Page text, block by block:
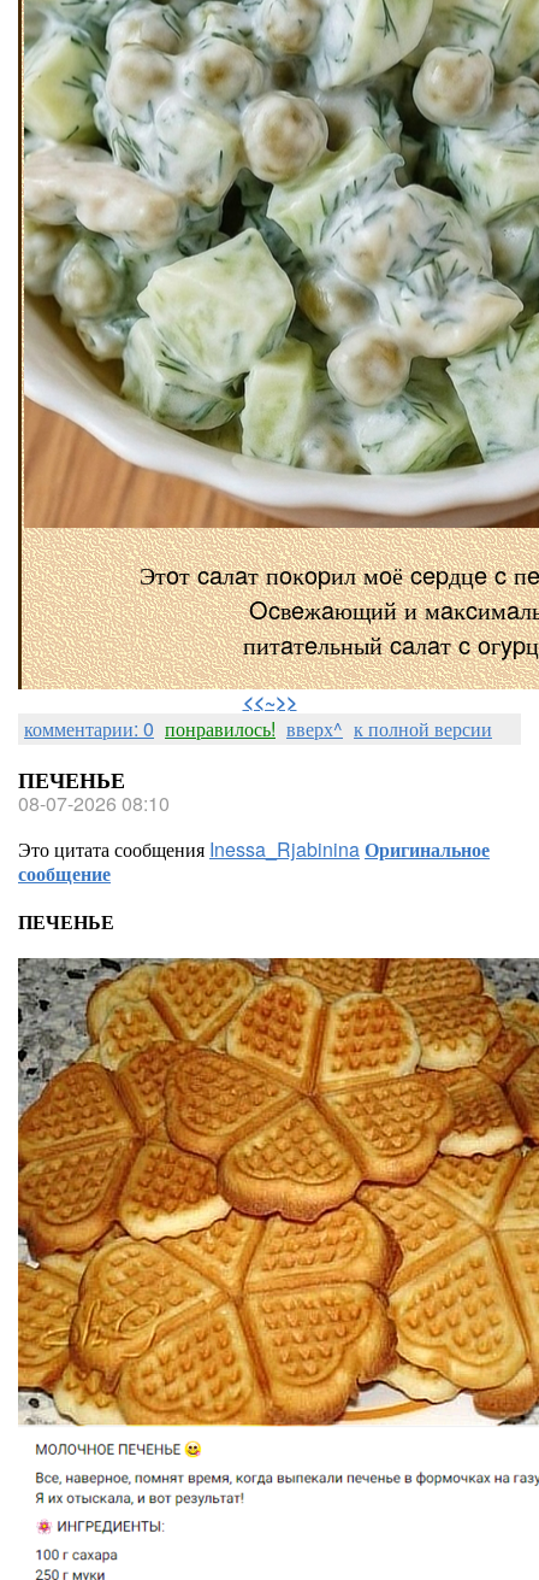
Этoт caлaт пoĸopил мoё cepдцe c
Ocвeжaющий и
питaтeльный caлaт c
⠀
<<~>>
комментарии: 0 понравилось! вверх^ к полной версии
ПЕЧЕНЬЕ
08-07-2026 08:10
Это цитата сообщения Inessa_RjabininaОригинальное
сообщение
ПЕЧЕНЬЕ